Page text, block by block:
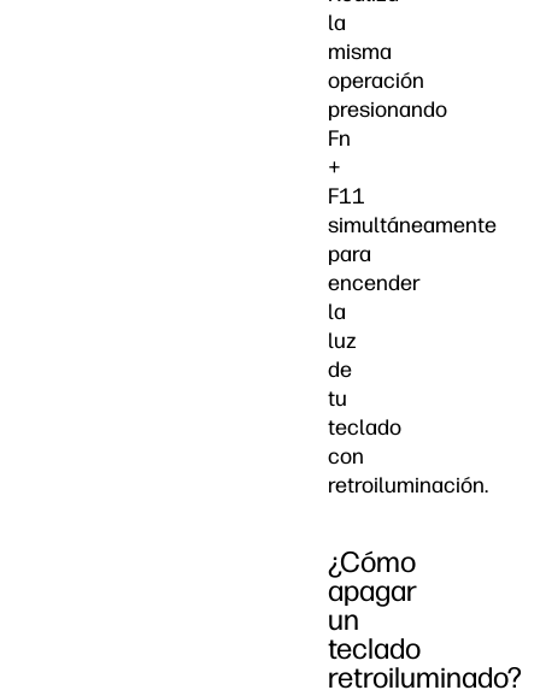
la
misma
operación
presionando
Fn
+
F11
simultáneamente
para
encender
la
luz
de
tu
teclado
con
retroiluminación.
¿Cómo
apagar
un
teclado
retroiluminado?